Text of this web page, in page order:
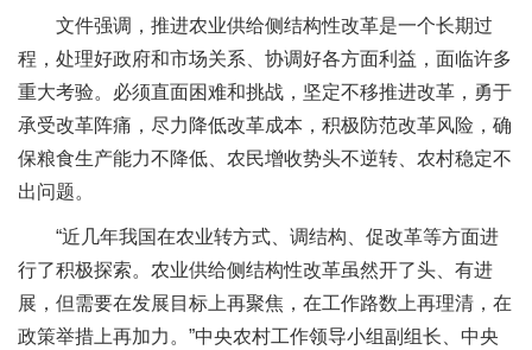
文件强调，推进农业供给侧结构性改革是一个长期过
程，处理好政府和市场关系、协调好各方面利益，面临许多
重大考验。必须直面困难和挑战，坚定不移推进改革，勇于
承受改革阵痛，尽力降低改革成本，积极防范改革风险，确
保粮食生产能力不降低、农民增收势头不逆转、农村稳定不
出问题。
“近几年我国在农业转方式、调结构、促改革等方面进
行了积极探索。农业供给侧结构性改革虽然开了头、有进
展，但需要在发展目标上再聚焦，在工作路数上再理清，在
政策举措上再加力。”中央农村工作领导小组副组长、中央